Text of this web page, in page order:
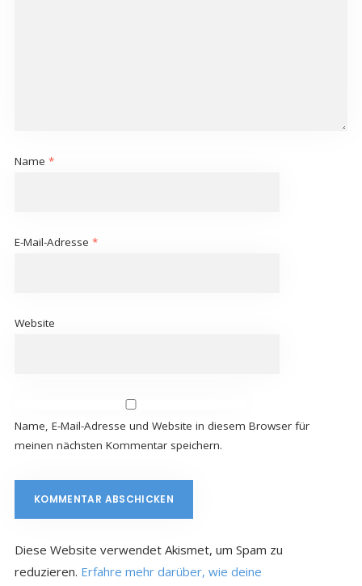
Name *
E-Mail-Adresse *
Website
Name, E-Mail-Adresse und Website in diesem Browser für
meinen nächsten Kommentar speichern.
Diese Website verwendet Akismet, um Spam zu
reduzieren. Erfahre mehr darüber, wie deine